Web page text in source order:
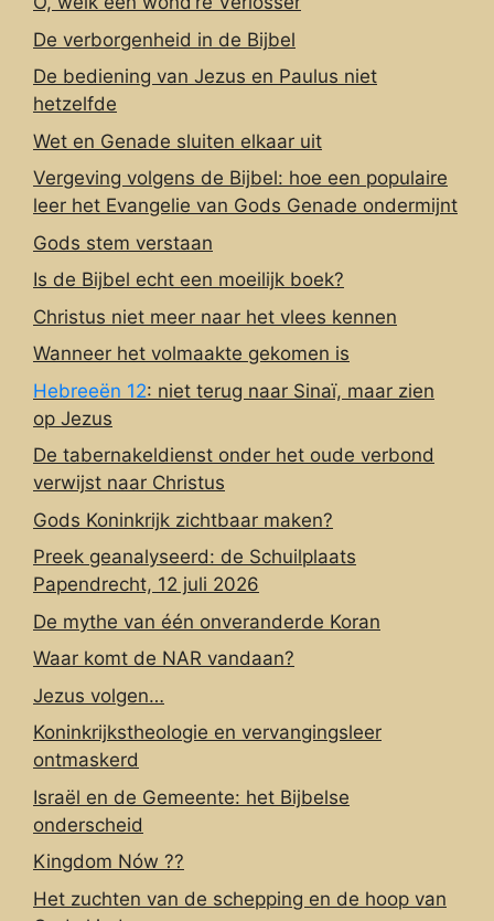
De verborgenheid in de Bijbel
De bediening van Jezus en Paulus niet
hetzelfde
Wet en Genade sluiten elkaar uit
Vergeving volgens de Bijbel: hoe een populaire
leer het Evangelie van Gods Genade ondermijnt
Gods stem verstaan
Is de Bijbel echt een moeilijk boek?
Christus niet meer naar het vlees kennen
Wanneer het volmaakte gekomen is
Hebreeën 12: niet terug naar Sinaï, maar zien
op Jezus
De tabernakeldienst onder het oude verbond
verwijst naar Christus
Gods Koninkrijk zichtbaar maken?
Preek geanalyseerd: de Schuilplaats
Papendrecht, 12 juli 2026
De mythe van één onveranderde Koran
Waar komt de NAR vandaan?
Jezus volgen…
Koninkrijkstheologie en vervangingsleer
ontmaskerd
Israël en de Gemeente: het Bijbelse
onderscheid
Kingdom Nów ??
Het zuchten van de schepping en de hoop van